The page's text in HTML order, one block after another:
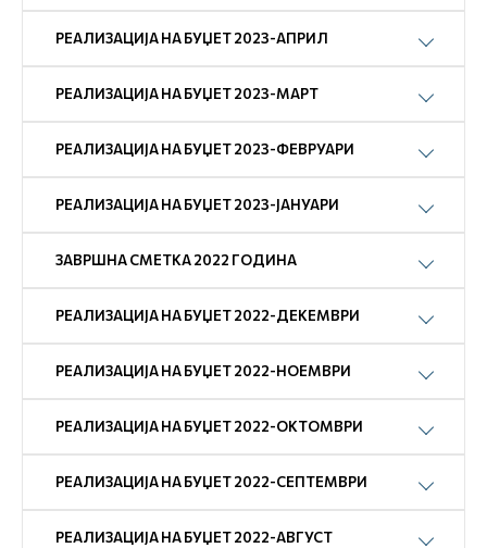
РЕАЛИЗАЦИЈА НА БУЏЕТ 2023-АПРИЛ
РЕАЛИЗАЦИЈА НА БУЏЕТ 2023-МАРТ
РЕАЛИЗАЦИЈА НА БУЏЕТ 2023-ФЕВРУАРИ
РЕАЛИЗАЦИЈА НА БУЏЕТ 2023-ЈАНУАРИ
ЗАВРШНА СМЕТКА 2022 ГОДИНА
РЕАЛИЗАЦИЈА НА БУЏЕТ 2022-ДЕКЕМВРИ
РЕАЛИЗАЦИЈА НА БУЏЕТ 2022-НОЕМВРИ
РЕАЛИЗАЦИЈА НА БУЏЕТ 2022-ОКТОМВРИ
РЕАЛИЗАЦИЈА НА БУЏЕТ 2022-СЕПТЕМВРИ
РЕАЛИЗАЦИЈА НА БУЏЕТ 2022-АВГУСТ